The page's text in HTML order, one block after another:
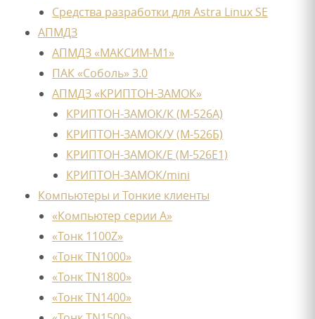
Средства разработки для Astra Linux SE
АПМДЗ
АПМДЗ «МАКСИМ-М1»
ПАК «Соболь» 3.0
АПМДЗ «КРИПТОН-ЗАМОК»
КРИПТОН-ЗАМОК/К (М-526А)
КРИПТОН-ЗАМОК/У (М-526Б)
КРИПТОН-ЗАМОК/Е (М-526Е1)
КРИПТОН-ЗАМОК/mini
Компьютеры и Тонкие клиенты
«Компьютер серии А»
«Тонк 1100Z»
«Тонк TN1000»
«Тонк TN1800»
«Тонк TN1400»